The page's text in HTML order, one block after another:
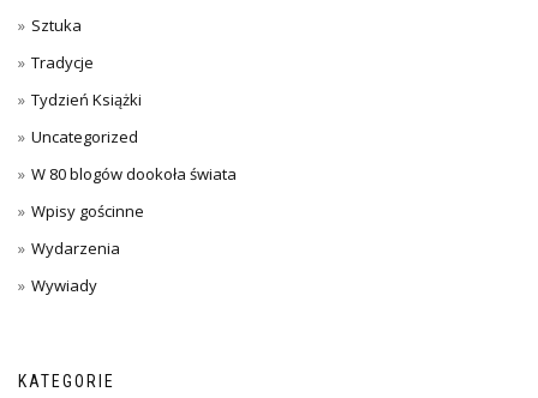
Sztuka
Tradycje
Tydzień Książki
Uncategorized
W 80 blogów dookoła świata
Wpisy gościnne
Wydarzenia
Wywiady
KATEGORIE